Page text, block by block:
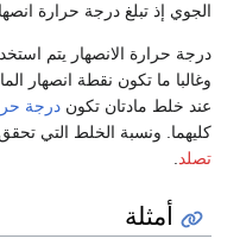
الجوي إذ تبلغ درجة حرارة انصهاره 3948
درجة حرارة الانصهار يتم
وغالبا ما تكون نقطة انصهار
عند خلط مادتان تكون درجة
كليهما. ونسبة الخلط التي
تصلد
أمثلة